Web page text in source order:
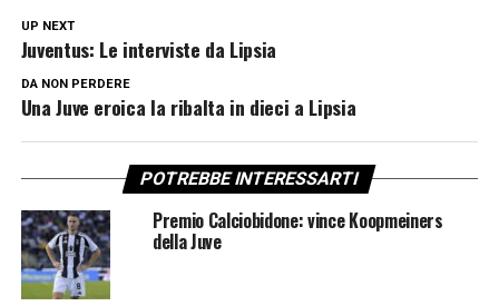
UP NEXT
Juventus: Le interviste da Lipsia
DA NON PERDERE
Una Juve eroica la ribalta in dieci a Lipsia
POTREBBE INTERESSARTI
Premio Calciobidone: vince Koopmeiners
della Juve